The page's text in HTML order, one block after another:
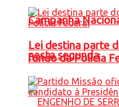
Campanha
nesta segunda
Lei destina parte
fundo da Polícia